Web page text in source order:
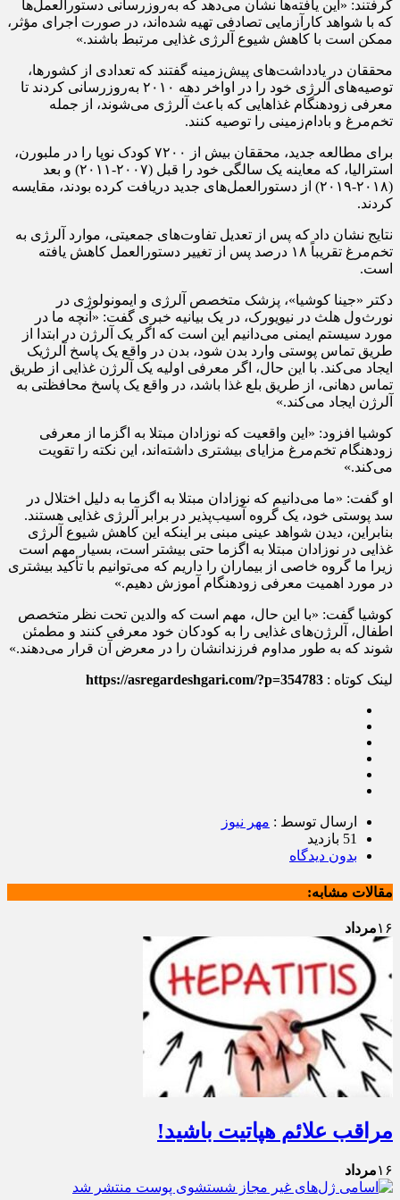
گرفتند: «این یافته‌ها نشان می‌دهد که به‌روزرسانی دستورالعمل‌ها
که با شواهد کارآزمایی تصادفی تهیه شده‌اند، در صورت اجرای مؤثر،
ممکن است با کاهش شیوع آلرژی غذایی مرتبط باشند.»
محققان در یادداشت‌های پیش‌زمینه گفتند که تعدادی از کشورها،
توصیه‌های آلرژی خود را در اواخر دهه ۲۰۱۰ به‌روزرسانی کردند تا
معرفی زودهنگام غذاهایی که باعث آلرژی می‌شوند، از جمله
تخم‌مرغ و بادام‌زمینی را توصیه کنند.
برای مطالعه جدید، محققان بیش از ۷۲۰۰ کودک نوپا را در ملبورن،
استرالیا، که معاینه یک سالگی خود را قبل (۲۰۰۷-۲۰۱۱) و بعد
(۲۰۱۸-۲۰۱۹) از دستورالعمل‌های جدید دریافت کرده بودند، مقایسه
کردند.
نتایج نشان داد که پس از تعدیل تفاوت‌های جمعیتی، موارد آلرژی به
تخم‌مرغ تقریباً ۱۸ درصد پس از تغییر دستورالعمل کاهش یافته
است.
دکتر «جینا کوشیا»، پزشک متخصص آلرژی و ایمونولوژی در
نورث‌ول هلث در نیویورک، در یک بیانیه خبری گفت: «آنچه ما در
مورد سیستم ایمنی می‌دانیم این است که اگر یک آلرژن در ابتدا از
طریق تماس پوستی وارد بدن شود، بدن در واقع یک پاسخ آلرژیک
ایجاد می‌کند. با این حال، اگر معرفی اولیه یک آلرژن غذایی از طریق
تماس دهانی، از طریق بلع غذا باشد، در واقع یک پاسخ محافظتی به
آلرژن ایجاد می‌کند.»
کوشیا افزود: «این واقعیت که نوزادان مبتلا به اگزما از معرفی
زودهنگام تخم‌مرغ مزایای بیشتری داشته‌اند، این نکته را تقویت
می‌کند.»
او گفت: «ما می‌دانیم که نوزادان مبتلا به اگزما به دلیل اختلال در
سد پوستی خود، یک گروه آسیب‌پذیر در برابر آلرژی غذایی هستند.
بنابراین، دیدن شواهد عینی مبنی بر اینکه این کاهش شیوع آلرژی
غذایی در نوزادان مبتلا به اگزما حتی بیشتر است، بسیار مهم است
زیرا ما گروه خاصی از بیماران را داریم که می‌توانیم با تأکید بیشتری
در مورد اهمیت معرفی زودهنگام آموزش دهیم.»
کوشیا گفت: «با این حال، مهم است که والدین تحت نظر متخصص
اطفال، آلرژن‌های غذایی را به کودکان خود معرفی کنند و مطمئن
شوند که به طور مداوم فرزندانشان را در معرض آن قرار می‌دهند.»
لینک کوتاه : https://asregardeshgari.com/?p=354783
ارسال توسط : مهر نیوز
51 بازدید
بدون دیدگاه
مقالات مشابه:
۱۶مرداد
مراقب علائم هپاتیت باشید!
۱۶مرداد